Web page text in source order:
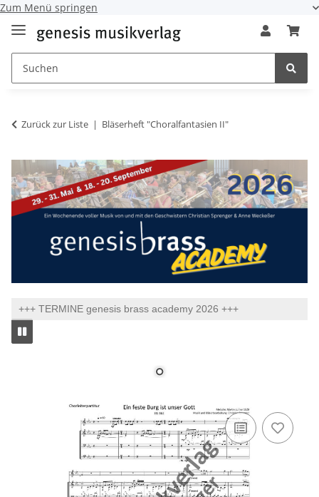
Zum Menü springen
Zurück zur Liste Bläserheft "Choralfantasien II"
+++ TERMINE genesis brass academy 2026 +++